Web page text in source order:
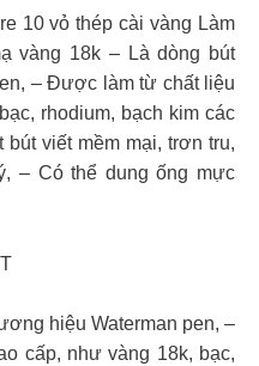
10 vỏ thép cài vàng Làm
vàng 18k – Là dòng bút
– Được làm từ chất liệu
rhodium, bạch kim các
viết mềm mại, trơn tru,
– Có thể dung ống mực
hiệu Waterman pen, –
cấp, như vàng 18k, bạc,